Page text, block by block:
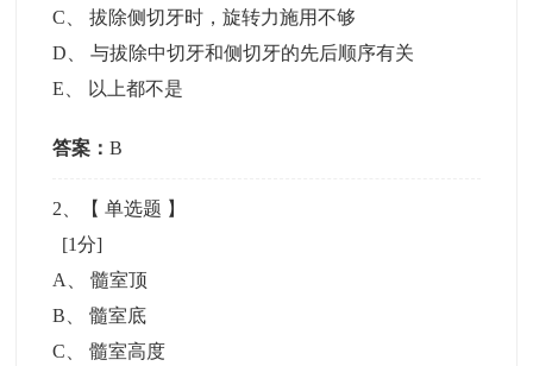
C 、拔除侧切牙时，旋转力施用不够
D 、与拔除中切牙和侧切牙的先后顺序有关
E
以上都不是
答案：B
2 、【单选题 】
[1分]
A
、髓室顶
B 、髓室底
C 、髓室高度